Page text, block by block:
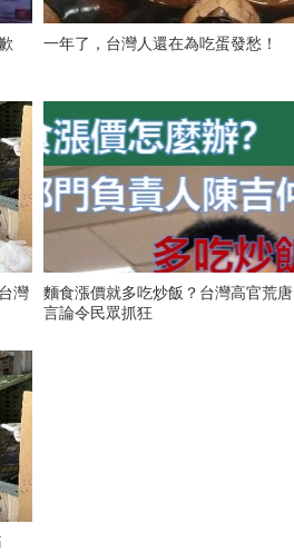
一年了，台灣人還在為吃蛋發愁！
灣
麵食漲價就多吃炒飯？台灣高官荒唐
言論令民眾抓狂